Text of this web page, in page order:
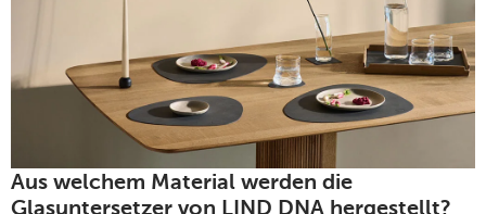
Aus welchem Material werden die
Glasuntersetzer von LIND DNA hergestellt?